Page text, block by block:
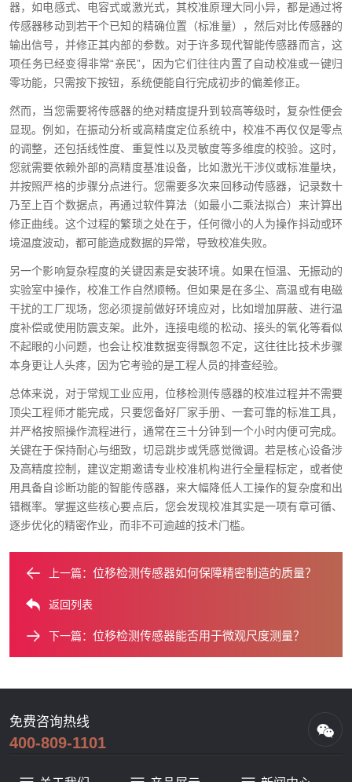
器，如电感式、电容式或激光式，其校准原理大同小异，都是通过将
传感器移动到若干个已知的精确位置（标准量），然后对比传感器的
输出信号，并修正其内部的参数。对于许多现代智能传感器而言，这
项任务已经变得非常“亲民”，因为它们往往内置了自动校准或一键归
零功能，只需按下按钮，系统便能自行完成初步的偏差修正。
然而，当您需要将传感器的绝对精度提升到较高等级时，复杂性便会
显现。例如，在振动分析或高精度定位系统中，校准不再仅仅是零点
的调整，还包括线性度、重复性以及灵敏度等多维度的校验。这时，
您就需要依赖外部的高精度基准设备，比如激光干涉仪或标准量块，
并按照严格的步骤分点进行。您需要多次来回移动传感器，记录数十
乃至上百个数据点，再通过软件算法（如最小二乘法拟合）来计算出
修正曲线。这个过程的繁琐之处在于，任何微小的人为操作抖动或环
境温度波动，都可能造成数据的异常，导致校准失败。
另一个影响复杂程度的关键因素是安装环境。如果在恒温、无振动的
实验室中操作，校准工作自然顺畅。但如果是在多尘、高温或有电磁
干扰的工厂现场，您必须提前做好环境应对，比如增加屏蔽、进行温
度补偿或使用防震支架。此外，连接电缆的松动、接头的氧化等看似
不起眼的小问题，也会让校准数据变得飘忽不定，这往往比技术步骤
本身更让人头疼，因为它考验的是工程人员的排查经验。
总体来说，对于常规工业应用，位移检测传感器的校准过程并不需要
顶尖工程师才能完成，只要您备好厂家手册、一套可靠的标准工具，
并严格按照操作流程进行，通常在三十分钟到一个小时内便可完成。
关键在于保持耐心与细致，切忌跳步或凭感觉微调。若是核心设备涉
及高精度控制，建议定期邀请专业校准机构进行全量程标定，或者使
用具备自诊断功能的智能传感器，来大幅降低人工操作的复杂度和出
错概率。掌握这些核心要点后，您会发现校准其实是一项有章可循、
逐步优化的精密作业，而非不可逾越的技术门槛。
上一篇： 位移检测传感器如何保障精密制造的质量？
返回列表
下一篇： 位移检测传感器能否用于微观尺度测量？
免费咨询热线
400-809-1101